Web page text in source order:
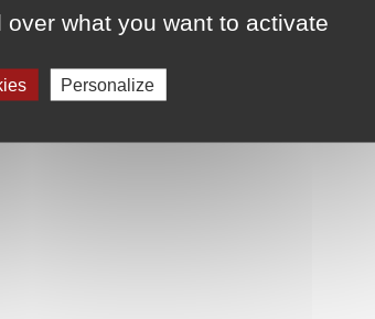
what you want to activate
Personalize